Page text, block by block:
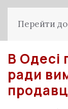
Перейти
В Одесі
ради